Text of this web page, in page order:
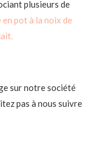
plusieurs de
pot à la noix de
sur notre société
pas à nous suivre